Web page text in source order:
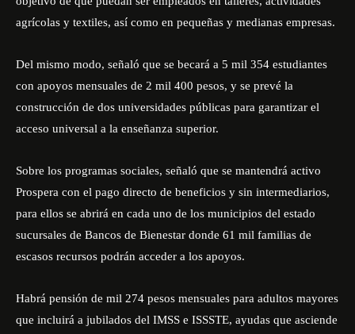
agrícolas y textiles, así como en pequeñas y medianas empresas.
Del mismo modo, señaló que se becará a 5 mil 354 estudiantes
con apoyos mensuales de 2 mil 400 pesos, y se prevé la
construcción de dos universidades públicas para garantizar el
acceso universal a la enseñanza superior.
Sobre los programas sociales, señaló que se mantendrá activo
Prospera con el pago directo de beneficios y sin intermediarios,
para ellos se abrirá en cada uno de los municipios del estado
sucursales de Bancos de Bienestar donde 61 mil familias de
escasos recursos podrán acceder a los apoyos.
Habrá pensión de mil 274 pesos mensuales para adultos mayores
que incluirá a jubilados del IMSS e ISSSTE, ayudas que asciende